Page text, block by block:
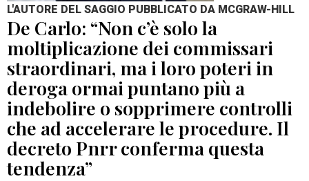
L'AUTORE DEL SAGGIO PUBBLICATO DA MCGRAW-HILL
De Carlo: “Non c’è solo la
moltiplicazione dei commissari
straordinari, ma i loro poteri in
deroga ormai puntano più a
indebolire o sopprimere controlli
che ad accelerare le procedure. Il
decreto Pnrr conferma questa
tendenza”